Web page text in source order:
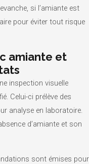
si l’amiante est
pour éviter tout risque
amiante et
inspection visuelle
Celui-ci prélève des
analyse en laboratoire.
d’amiante et son
sont émises pour